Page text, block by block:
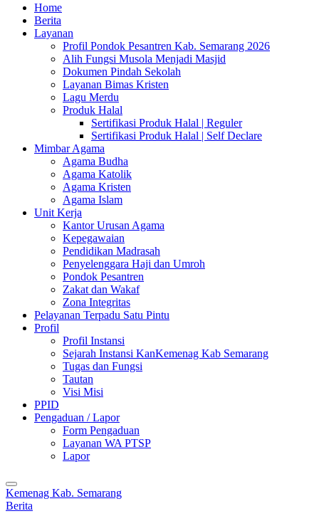
Home
Berita
Layanan
Profil Pondok Pesantren Kab. Semarang 2026
Alih Fungsi Musola Menjadi Masjid
Dokumen Pindah Sekolah
Layanan Bimas Kristen
Lagu Merdu
Produk Halal
Sertifikasi Produk Halal | Reguler
Sertifikasi Produk Halal | Self Declare
Mimbar Agama
Agama Budha
Agama Katolik
Agama Kristen
Agama Islam
Unit Kerja
Kantor Urusan Agama
Kepegawaian
Pendidikan Madrasah
Penyelenggara Haji dan Umroh
Pondok Pesantren
Zakat dan Wakaf
Zona Integritas
Pelayanan Terpadu Satu Pintu
Profil
Profil Instansi
Sejarah Instansi KanKemenag Kab Semarang
Tugas dan Fungsi
Tautan
Visi Misi
PPID
Pengaduan / Lapor
Form Pengaduan
Layanan WA PTSP
Lapor
Kemenag Kab. Semarang
Berita